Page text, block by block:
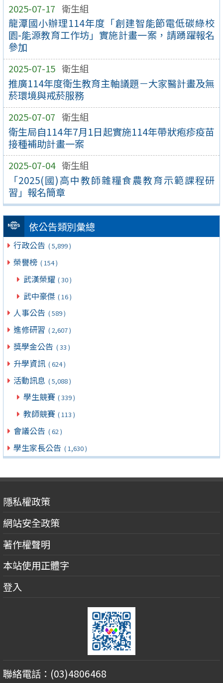
2025-07-17 衛生組
龍潭國小辦理114年度「創建智能節電低碳綠校
園-能源教育工作坊」實施計畫一案，請踴躍報名
參加
2025-07-15 衛生組
推廣114年度衛生教育主軸議題－大家醫計畫及無
菸環境與戒菸服務
2025-07-07 衛生組
衛生局自114年7月1日起實施114年帶狀疱疹疫苗
接種補助計畫一案
2025-07-04 衛生組
「2025(國)高中教師雜糧食農教育示範課程研
習」報名簡章
依公告類別彙總
行政公告 ( 5,899 )
榮譽榜 ( 154 )
武漢榮耀 ( 30 )
武中豪傑 ( 16 )
人事公告 ( 589 )
進修研習 ( 2,607 )
獎學金公告 ( 33 )
升學資訊 ( 624 )
活動訊息 ( 5,088 )
學生競賽 ( 339 )
教師競賽 ( 113 )
會議公告 ( 62 )
學生家長公告 ( 1,630 )
隱私權政策
網站安全政策
著作權聲明
本站使用正體字
登入
聯絡電話：(03)4806468